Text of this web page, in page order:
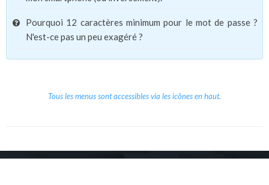
Pourquoi 12 caractères minimum pour le mot de passe ?
N'est-ce pas un peu exagéré ?
Tous les menus sont accessibles via les icônes en haut.